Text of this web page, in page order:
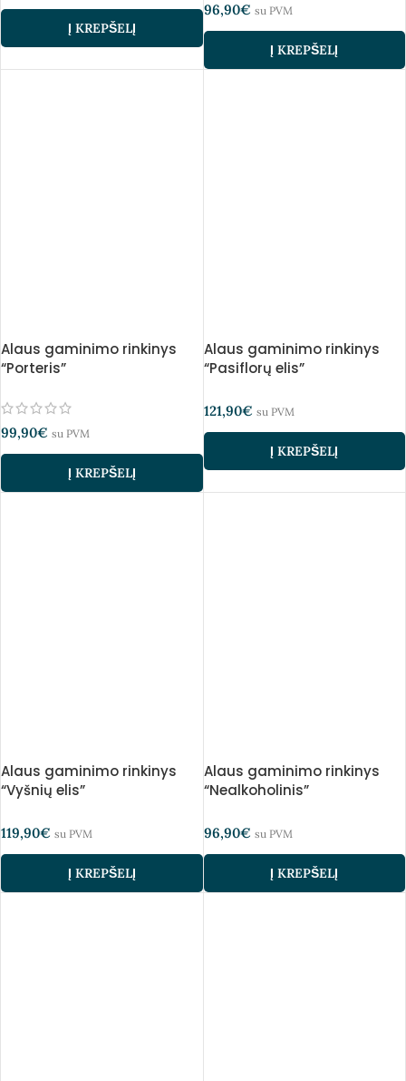
Į KREPŠELĮ
96,90€ su PVM
Į KREPŠELĮ
Alaus gaminimo rinkinys
“Porteris”
99,90€ su PVM
Į KREPŠELĮ
Alaus gaminimo rinkinys
“Pasiflorų elis”
121,90€ su PVM
Į KREPŠELĮ
Alaus gaminimo rinkinys
“Vyšnių elis”
119,90€ su PVM
Į KREPŠELĮ
Alaus gaminimo rinkinys
“Nealkoholinis”
96,90€ su PVM
Į KREPŠELĮ